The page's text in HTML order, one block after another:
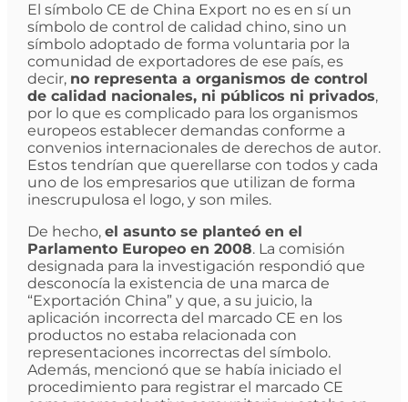
El símbolo CE de China Export no es en sí un
símbolo de control de calidad chino, sino un
símbolo adoptado de forma voluntaria por la
comunidad de exportadores de ese país, es
decir, no representa a organismos de control
de calidad nacionales, ni públicos ni privados,
por lo que es complicado para los organismos
europeos establecer demandas conforme a
convenios internacionales de derechos de autor.
Estos tendrían que querellarse con todos y cada
uno de los empresarios que utilizan de forma
inescrupulosa el logo, y son miles.
De hecho, el asunto se planteó en el
Parlamento Europeo en 2008. La comisión
designada para la investigación respondió que
desconocía la existencia de una marca de
“Exportación China” y que, a su juicio, la
aplicación incorrecta del marcado CE en los
productos no estaba relacionada con
representaciones incorrectas del símbolo.
Además, mencionó que se había iniciado el
procedimiento para registrar el marcado CE